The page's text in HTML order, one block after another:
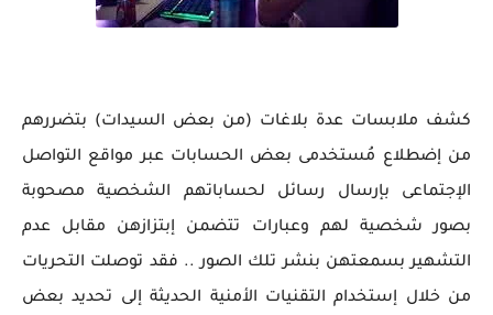
كشف ملابسات عدة بلاغات (من بعض السيدات) بتضررهم
من إضطلاع مُستخدمى بعض الحسابات عبر مواقع التواصل
الإجتماعى بإرسال رسائل لحساباتهم الشخصية مصحوبة
بصور شخصية لهم وعبارات تتضمن إبتزازهن مقابل عدم
التشهير بسمعتهن بنشر تلك الصور .. فقد توصلت التحريات
من خلال إستخدام التقنيات الأمنية الحديثة إلى تحديد بعض